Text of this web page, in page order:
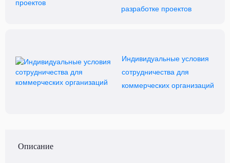
разработке проектов
Индивидуальные условия
сотрудничества для
коммерческих организаций
Описание